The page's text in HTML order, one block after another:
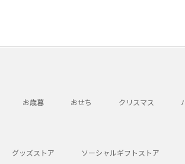
お歳暮 おせち クリスマス
グッズストア ソーシャルギフトストア